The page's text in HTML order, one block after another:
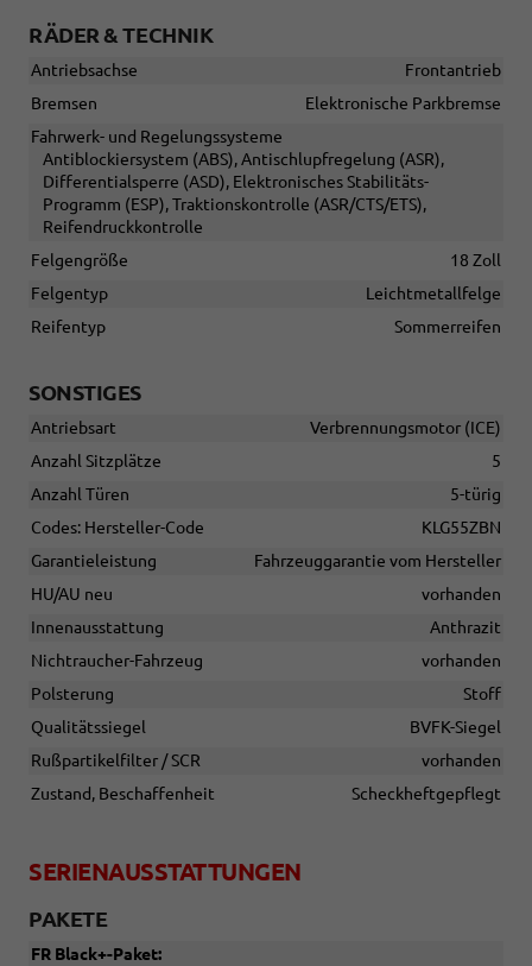
RÄDER & TECHNIK
Antriebsachse
Frontantrieb
Bremsen
Elektronische Parkbremse
Fahrwerk- und Regelungssysteme
Antiblockiersystem (ABS), Antischlupfregelung (ASR),
Differentialsperre (ASD), Elektronisches Stabilitäts-
Programm (ESP), Traktionskontrolle (ASR/CTS/ETS),
Reifendruckkontrolle
Felgengröße
18 Zoll
Felgentyp
Leichtmetallfelge
Reifentyp
Sommerreifen
SONSTIGES
Antriebsart
Verbrennungsmotor (ICE)
Anzahl Sitzplätze
5
Anzahl Türen
5-türig
Codes: Hersteller-Code
KLG55ZBN
Garantieleistung
Fahrzeuggarantie vom Hersteller
HU/AU neu
vorhanden
Innenausstattung
Anthrazit
Nichtraucher-Fahrzeug
vorhanden
Polsterung
Stoff
Qualitätssiegel
BVFK-Siegel
Rußpartikelfilter / SCR
vorhanden
Zustand, Beschaffenheit
Scheckheftgepflegt
SERIENAUSSTATTUNGEN
PAKETE
FR Black+-Paket: